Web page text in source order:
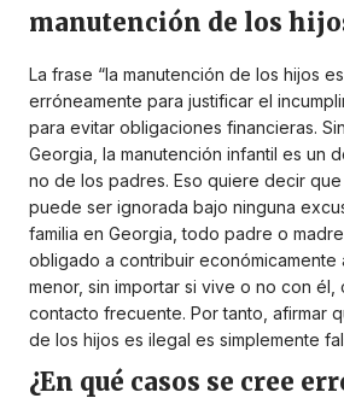
manutención de los
La frase “la manutención de los hijos
erróneamente para justificar el
para evitar obligaciones financieras.
Georgia, la manutención infantil es un
no de los padres. Eso quiere decir
puede ser ignorada bajo ninguna
familia en Georgia, todo padre o
obligado a contribuir económicamente
menor, sin importar si vive o no con él,
contacto frecuente. Por tanto, afirmar
de los hijos es ilegal es simplemente
¿En qué casos se cree